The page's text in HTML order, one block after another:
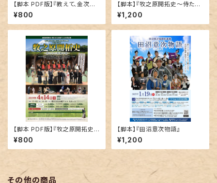
【脚本 PDF版】『教えて、金次郎
先生！～大日本報徳社ものがた
り～』
¥800
【脚本】『牧之原開拓史～侍たち
の茶摘み唄～』
¥1,200
【脚本 PDF版】『牧之原開拓史
～侍たちの茶摘み唄～』
¥800
【脚本】『田沼意次物語』
¥1,200
その他の商品